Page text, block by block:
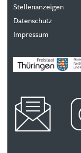
Stellenanzeigen
Datenschutz
Impressum